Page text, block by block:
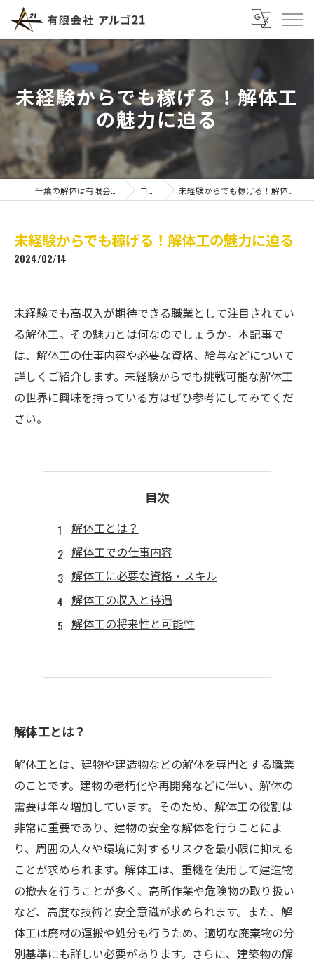
未経験からでも稼げる！解体工
の魅力に迫る
コラム 未経験からでも稼げる！解体工の魅力に迫る
未経験からでも稼げる！解体工の魅力に迫る
2024/02/14
未経験でも高収入が期待できる職業として注目されてい
る解体工。その魅力とは何なのでしょうか。本記事で
は、解体工の仕事内容や必要な資格、給与などについて
詳しくご紹介します。未経験からでも挑戦可能な解体工
の世界に興味を持っている方はぜひ参考にしてみてくだ
さい。
目次
解体工とは？
解体工での仕事内容
解体工に必要な資格・スキル
解体工の収入と待遇
解体工の将来性と可能性
解体工とは？
解体工とは、建物や建造物などの解体を専門とする職業
のことです。建物の老朽化や再開発などに伴い、解体の
需要は年々増加しています。そのため、解体工の役割は
非常に重要であり、建物の安全な解体を行うことによ
り、周囲の人々や環境に対するリスクを最小限に抑える
ことが求められます。解体工は、重機を使用して建造物
の撤去を行うことが多く、高所作業や危険物の取り扱い
など、高度な技術と安全意識が求められます。また、解
体工は廃材の運搬や処分も行うため、適切な廃棄物の分
別基準にも詳しい必要があります。さらに、建築物の解